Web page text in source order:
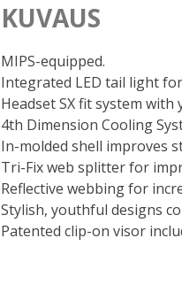
KUVAUS
MIPS-equipped.
Integrated LED tail light
Headset SX fit system
4th Dimension Cooling
In-molded shell improves
Tri-Fix web splitter for
Reflective webbing for
Stylish, youthful designs
Patented clip-on visor